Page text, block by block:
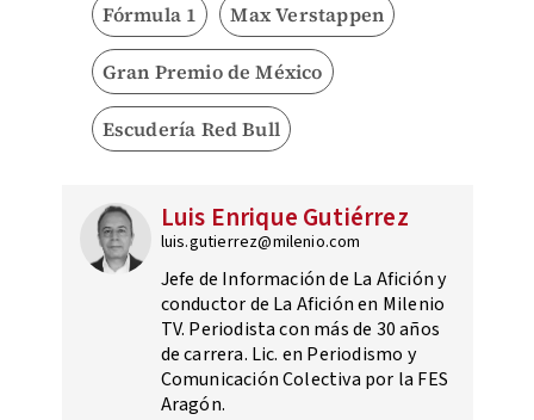
Fórmula 1 Max Verstappen
Gran Premio de México
Escudería Red Bull
Luis Enrique Gutiérrez
luis.gutierrez@milenio.com
Jefe de Información de La Afición y
conductor de La Afición en Milenio
TV. Periodista con más de 30 años
de carrera. Lic. en Periodismo y
Comunicación Colectiva por la FES
Aragón.